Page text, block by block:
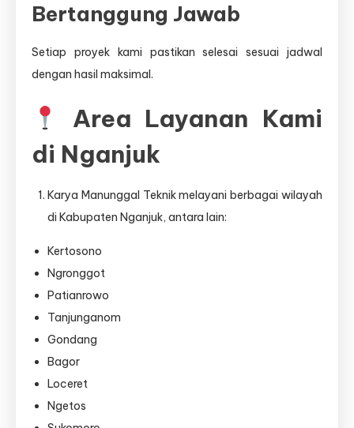
Bertanggung Jawab
Setiap proyek kami pastikan selesai sesuai jadwal
dengan hasil maksimal.
Area Layanan Kami
di Nganjuk
Karya Manunggal Teknik melayani berbagai wilayah
di Kabupaten Nganjuk, antara lain:
Kertosono
Ngronggot
Patianrowo
Tanjunganom
Gondang
Bagor
Loceret
Ngetos